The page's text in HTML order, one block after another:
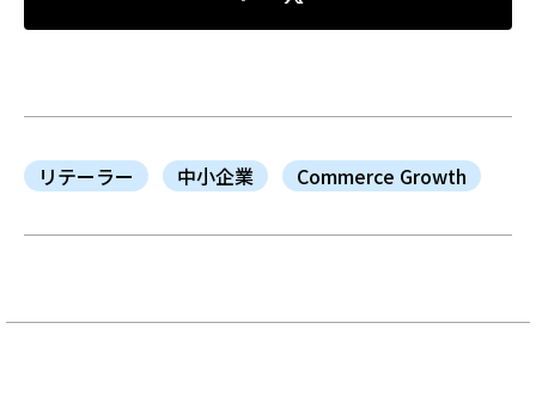
リテーラー 中小企業 Commerce Growth